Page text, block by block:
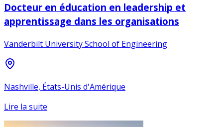
Docteur en éducation en leadership et
apprentissage dans les organisations
Vanderbilt University School of Engineering
Nashville, États-Unis d'Amérique
Lire la suite